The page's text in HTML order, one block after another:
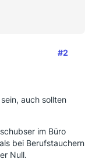
#2
auch sollten
im Büro
bei Berufstauchern
Null.